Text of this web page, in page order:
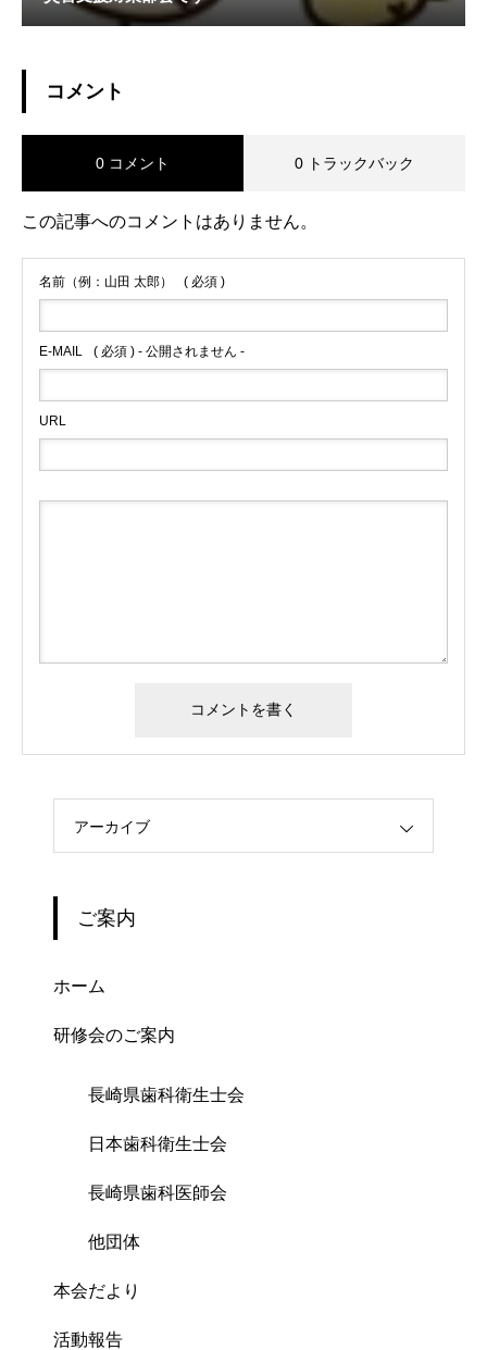
コメント
0 コメント 0 トラックバック
この記事へのコメントはありません。
名前（例：山田 太郎） ( 必須 )
E-MAIL ( 必須 ) - 公開されません -
URL
アーカイブ
ご案内
ホーム
研修会のご案内
長崎県歯科衛生士会
日本歯科衛生士会
長崎県歯科医師会
他団体
本会だより
活動報告